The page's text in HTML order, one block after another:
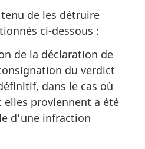
de les détruire
ci-dessous :
de la déclaration de
du verdict
dans le cas où
elles proviennent a été
d’une infraction